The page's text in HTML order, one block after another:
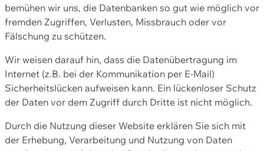
bemühen wir uns, die Datenbanken so gut wie möglich vor
fremden Zugriffen, Verlusten, Missbrauch oder vor
Fälschung zu schützen.
Wir weisen darauf hin, dass die Datenübertragung im
Internet (z.B. bei der Kommunikation per E-Mail)
Sicherheitslücken aufweisen kann. Ein lückenloser Schutz
der Daten vor dem Zugriff durch Dritte ist nicht möglich.
Durch die Nutzung dieser Website erklären Sie sich mit
der Erhebung, Verarbeitung und Nutzung von Daten